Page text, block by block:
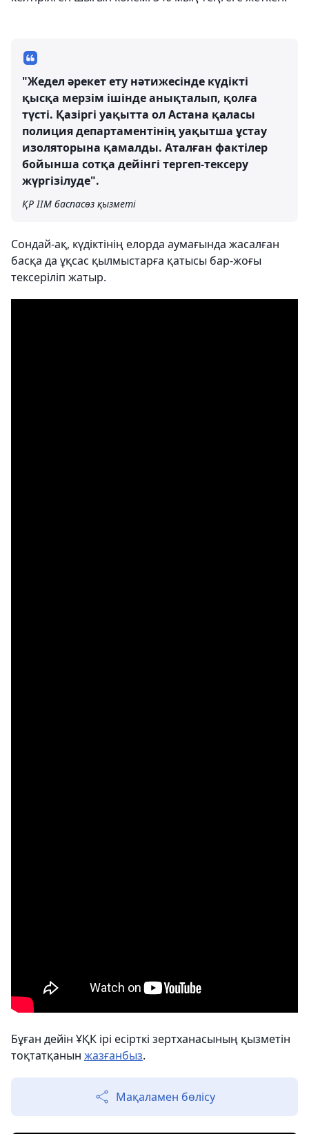
"Жедел әрекет ету нәтижесінде күдікті
қысқа мерзім ішінде анықталып, қолға
түсті. Қазіргі уақытта ол Астана қаласы
полиция департаментінің уақытша ұстау
изоляторына қамалды. Аталған фактілер
бойынша сотқа дейінгі тергеп-тексеру
жүргізілуде".
ҚР ІІМ баспасөз қызметі
Сондай-ақ, күдіктінің елорда аумағында жасалған
басқа да ұқсас қылмыстарға қатысы бар-жоғы
тексеріліп жатыр.
Бұған дейін ҰҚК ірі есірткі зертханасының қызметін
тоқтатқанын жазғанбыз.
Мақаламен бөлісу